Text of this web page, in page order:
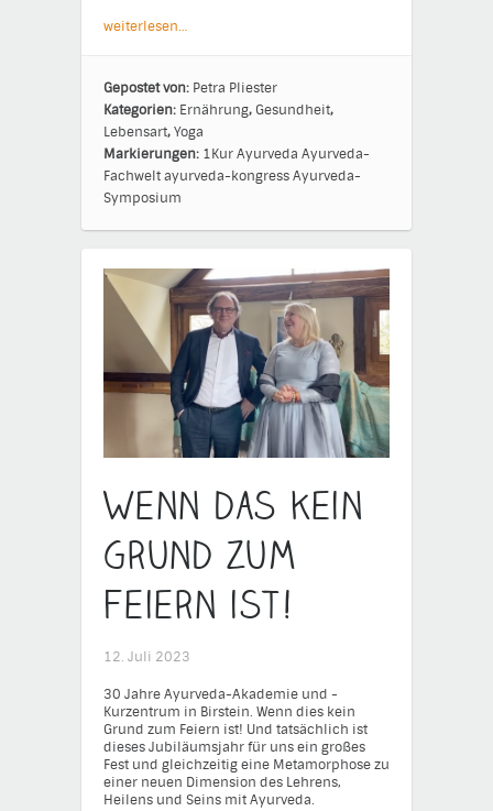
weiterlesen…
Gepostet von: Petra Pliester
Kategorien: Ernährung, Gesundheit,
Lebensart,Yoga
Markierungen: 1KurAyurveda Ayurveda-
Fachweltayurveda-kongressAyurveda-
Symposium
Wenn das kein
Grund zum
Feiern ist!
12. Juli 2023
30 Jahre Ayurveda-Akademie und -
Kurzentrum in Birstein. Wenn dies kein
Grund zum Feiern ist! Und tatsächlich ist
dieses Jubiläumsjahr für uns ein großes
Fest und gleichzeitig eine Metamorphose zu
einer neuen Dimension des Lehrens,
Heilens und Seins mit Ayurveda.